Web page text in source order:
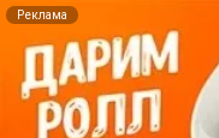
Реклама